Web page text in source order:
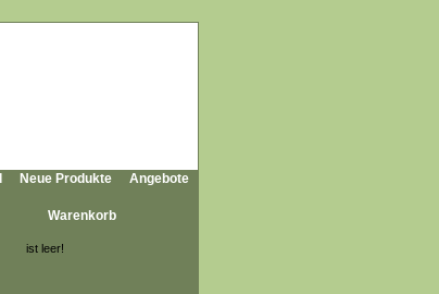
Neue Produkte Angebote
Warenkorb
ist leer!